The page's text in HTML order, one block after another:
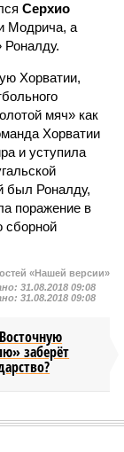
Серхио
Модрича, а
Хорватии,
мяч» как
Хорватии
и уступила
был Роналду,
поражение в
сборной
«Нашей версии»
31.08.2018 09:08
31.08.2018 09:08
заберёт